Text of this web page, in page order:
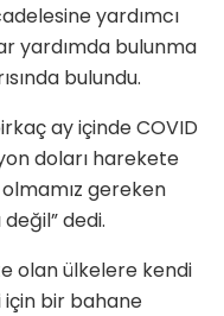
yardımcı
yardımda bulunma
bulundu.
ay içinde COVID
doları harekete
gereken
dedi.
olan ülkelere kendi
bir bahane